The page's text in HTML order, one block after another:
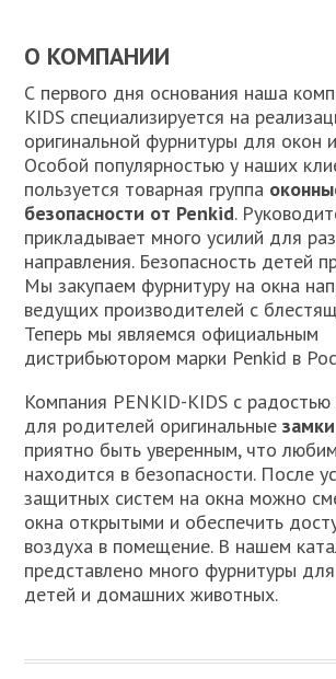
О КОМПАНИИ
С первого дня основания наша
KIDS специализируется на
оригинальной фурнитуры для окон
Особой популярностью у наших
пользуется товарная группа
безопасности от Penkid.
прикладывает много усилий для
направления. Безопасность детей
Мы закупаем фурнитуру на окна
ведущих производителей с
Теперь мы являемся официальным
дистрибьютором марки Penkid в
Компания PENKID-KIDS с радостью
для родителей оригинальные
приятно быть уверенным, что
находится в безопасности. После
защитных систем на окна можно
окна открытыми и обеспечить
воздуха в помещение. В нашем
представлено много фурнитуры
детей и домашних животных.